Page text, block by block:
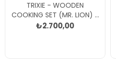
TRIXIE - WOODEN
COOKING SET (MR. LION) -
Ahşap Pişirme Seti Aslan
₺2.700,00